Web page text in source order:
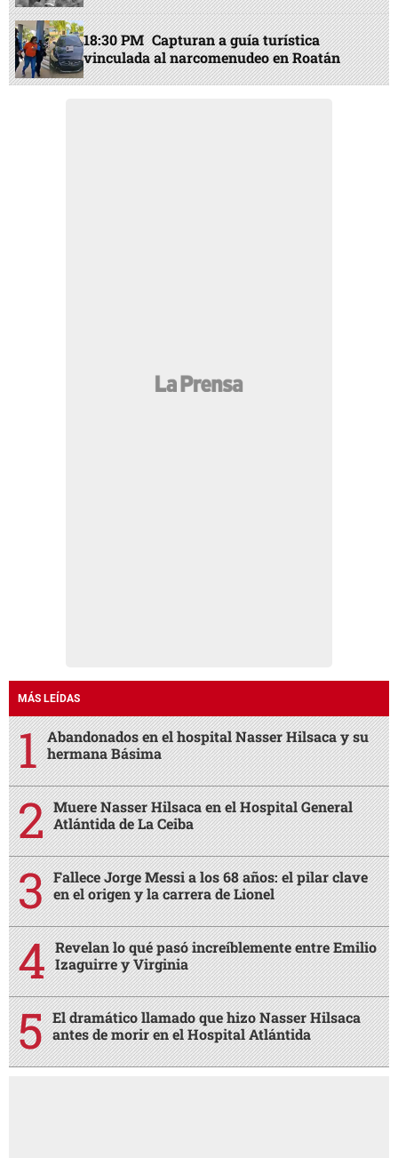
18:30 PM Capturan a guía turística
vinculada al narcomenudeo en Roatán
MÁS LEÍDAS
Abandonados en el hospital Nasser Hilsaca y su
hermana Básima
Muere Nasser Hilsaca en el Hospital General
Atlántida de La Ceiba
Fallece Jorge Messi a los 68 años: el pilar clave
en el origen y la carrera de Lionel
Revelan lo qué pasó increíblemente entre Emilio
Izaguirre y Virginia
El dramático llamado que hizo Nasser Hilsaca
antes de morir en el Hospital Atlántida